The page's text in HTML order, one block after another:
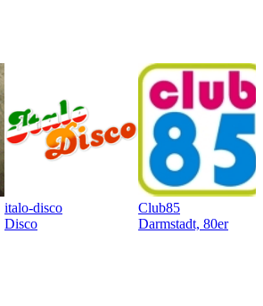
italo-disco
Disco
Club85
Darmstadt, 80er